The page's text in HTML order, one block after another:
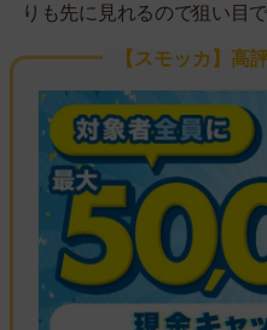
りも先に見れるので狙い目で
【スモッカ】高